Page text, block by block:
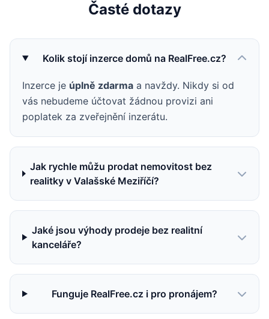
Časté dotazy
Kolik stojí inzerce domů na RealFree.cz?
Inzerce je úplně zdarma a navždy. Nikdy si od
vás nebudeme účtovat žádnou provizi ani
poplatek za zveřejnění inzerátu.
Jak rychle můžu prodat nemovitost bez
realitky v Valašské Meziříčí?
Jaké jsou výhody prodeje bez realitní
kanceláře?
Funguje RealFree.cz i pro pronájem?